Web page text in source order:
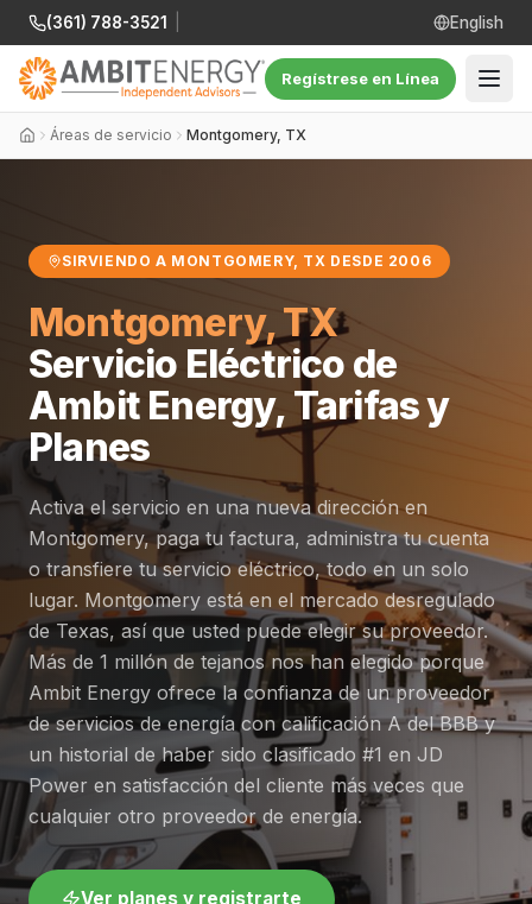
(361) 788-3521 English
Regístrese en Línea
Áreas de servicio Montgomery, TX
SIRVIENDO A MONTGOMERY, TX DESDE 2006
Montgomery, TX
Servicio Eléctrico de
Ambit Energy, Tarifas y
Planes
Activa el servicio en una nueva dirección en
Montgomery, paga tu factura, administra tu cuenta
o transfiere tu servicio eléctrico, todo en un solo
lugar. Montgomery está en el mercado desregulado
de Texas, así que usted puede elegir su proveedor.
Más de 1 millón de tejanos nos han elegido porque
Ambit Energy ofrece la confianza de un proveedor
de servicios de energía con calificación A del BBB y
un historial de haber sido clasificado #1 en JD
Power en satisfacción del cliente más veces que
cualquier otro proveedor de energía.
Ver planes y registrarte